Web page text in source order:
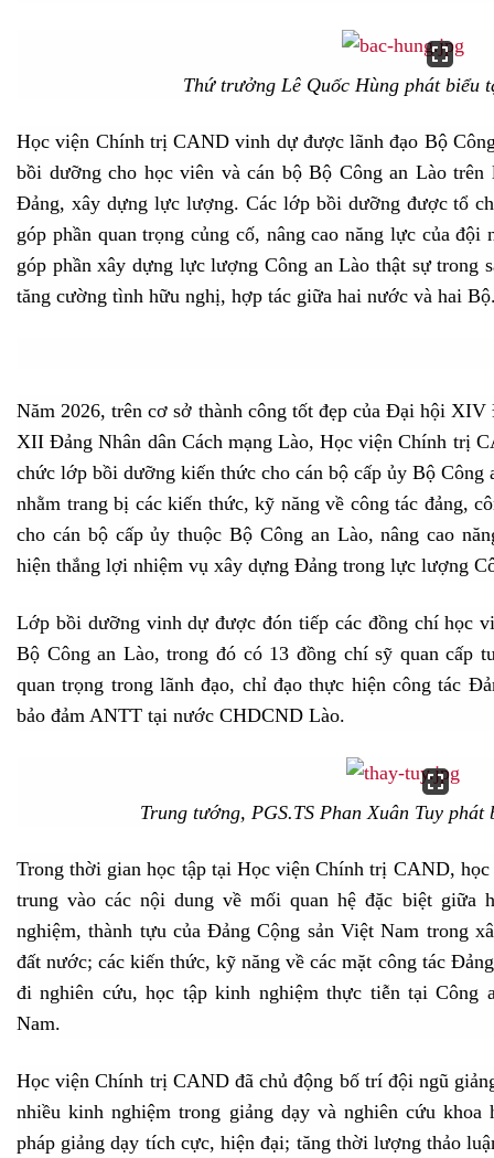
Thứ trưởng Lê Quốc Hùng phát biểu
Học viện Chính trị CAND vinh dự được lãnh đạo Bộ
bồi dưỡng cho học viên và cán bộ Bộ Công an Lào
Đảng, xây dựng lực lượng. Các lớp bồi dưỡng được tổ
góp phần quan trọng củng cố, nâng cao năng lực của
góp phần xây dựng lực lượng Công an Lào thật sự trong
tăng cường tình hữu nghị, hợp tác giữa hai nước và hai
Năm 2026, trên cơ sở thành công tốt đẹp của Đại hội
XII Đảng Nhân dân Cách mạng Lào, Học viện Chính trị
chức lớp bồi dưỡng kiến thức cho cán bộ cấp ủy Bộ
nhằm trang bị các kiến thức, kỹ năng về công tác đảng,
cho cán bộ cấp ủy thuộc Bộ Công an Lào, nâng cao
hiện thắng lợi nhiệm vụ xây dựng Đảng trong lực lượng
Lớp bồi dưỡng vinh dự được đón tiếp các đồng chí học
Bộ Công an Lào, trong đó có 13 đồng chí sỹ quan cấp
quan trọng trong lãnh đạo, chỉ đạo thực hiện công tác
bảo đảm ANTT tại nước CHDCND Lào.
Trung tướng, PGS.TS Phan Xuân Tuy
Trong thời gian học tập tại Học viện Chính trị CAND,
trung vào các nội dung về mối quan hệ đặc biệt giữa
nghiệm, thành tựu của Đảng Cộng sản Việt Nam trong
đất nước; các kiến thức, kỹ năng về các mặt công tác
đi nghiên cứu, học tập kinh nghiệm thực tiễn tại Công
Nam.
Học viện Chính trị CAND đã chủ động bố trí đội ngũ
nhiều kinh nghiệm trong giảng dạy và nghiên cứu khoa
pháp giảng dạy tích cực, hiện đại; tăng thời lượng thảo